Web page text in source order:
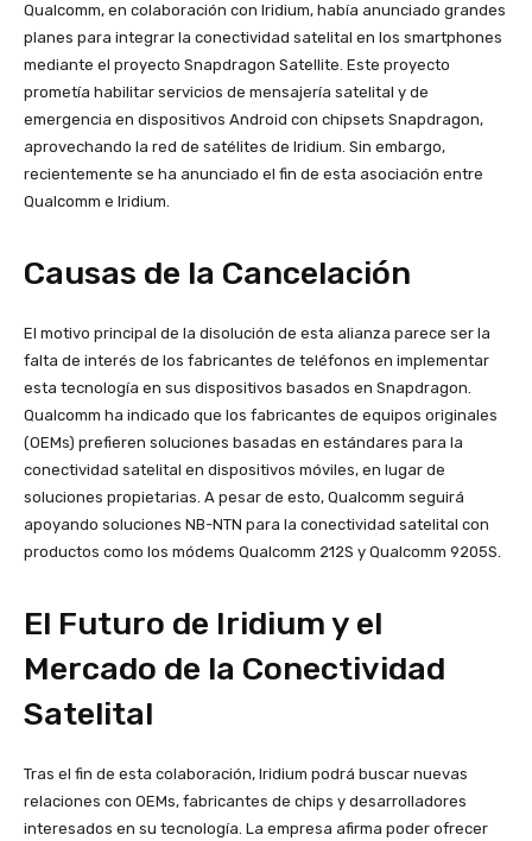
Qualcomm, en colaboración con Iridium, había anunciado grandes
planes para integrar la conectividad satelital en los smartphones
mediante el proyecto Snapdragon Satellite. Este proyecto
prometía habilitar servicios de mensajería satelital y de
emergencia en dispositivos Android con chipsets Snapdragon,
aprovechando la red de satélites de Iridium​​. Sin embargo,
recientemente se ha anunciado el fin de esta asociación entre
Qualcomm e Iridium.
Causas de la Cancelación
El motivo principal de la disolución de esta alianza parece ser la
falta de interés de los fabricantes de teléfonos en implementar
esta tecnología en sus dispositivos basados en Snapdragon​​.
Qualcomm ha indicado que los fabricantes de equipos originales
(OEMs) prefieren soluciones basadas en estándares para la
conectividad satelital en dispositivos móviles, en lugar de
soluciones propietarias. A pesar de esto, Qualcomm seguirá
apoyando soluciones NB-NTN para la conectividad satelital con
productos como los módems Qualcomm 212S y Qualcomm 9205S​​.
El Futuro de Iridium y el
Mercado de la Conectividad
Satelital
Tras el fin de esta colaboración, Iridium podrá buscar nuevas
relaciones con OEMs, fabricantes de chips y desarrolladores
interesados en su tecnología. La empresa afirma poder ofrecer